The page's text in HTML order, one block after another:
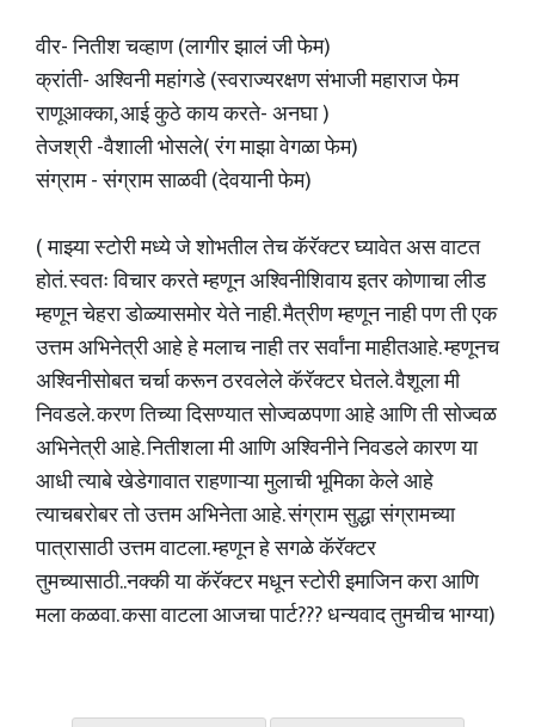
वीर- नितीश चव्हाण (लागीर झालं जी फेम)
क्रांती- अश्विनी महांगडे (स्वराज्यरक्षण संभाजी महाराज फेम
राणूआक्का, आई कुठे काय करते- अनघा )
तेजश्री -वैशाली भोसले( रंग माझा वेगळा फेम)
संग्राम - संग्राम साळवी (देवयानी फेम)
( माझ्या स्टोरी मध्ये जे शोभतील तेच कॅरॅक्टर घ्यावेत अस वाटत
होतं. स्वतः विचार करते म्हणून अश्विनीशिवाय इतर कोणाचा लीड
म्हणून चेहरा डोळ्यासमोर येते नाही. मैत्रीण म्हणून नाही पण ती एक
उत्तम अभिनेत्री आहे हे मलाच नाही तर सर्वांना माहीतआहे. म्हणूनच
अश्विनीसोबत चर्चा करून ठरवलेले कॅरॅक्टर घेतले. वैशूला मी
निवडले. करण तिच्या दिसण्यात सोज्वळपणा आहे आणि ती सोज्वळ
अभिनेत्री आहे. नितीशला मी आणि अश्विनीने निवडले कारण या
आधी त्याबे खेडेगावात राहणाऱ्या मुलाची भूमिका केले आहे
त्याचबरोबर तो उत्तम अभिनेता आहे. संग्राम सुद्धा संग्रामच्या
पात्रासाठी उत्तम वाटला. म्हणून हे सगळे कॅरॅक्टर
तुमच्यासाठी..नक्की या कॅरॅक्टर मधून स्टोरी इमाजिन करा आणि
मला कळवा. कसा वाटला आजचा पार्ट??? धन्यवाद तुमचीच भाग्या)